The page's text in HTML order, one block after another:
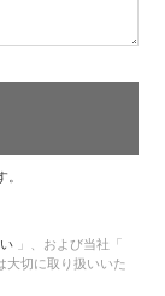
」、 および当社「
大切に取り扱いいた